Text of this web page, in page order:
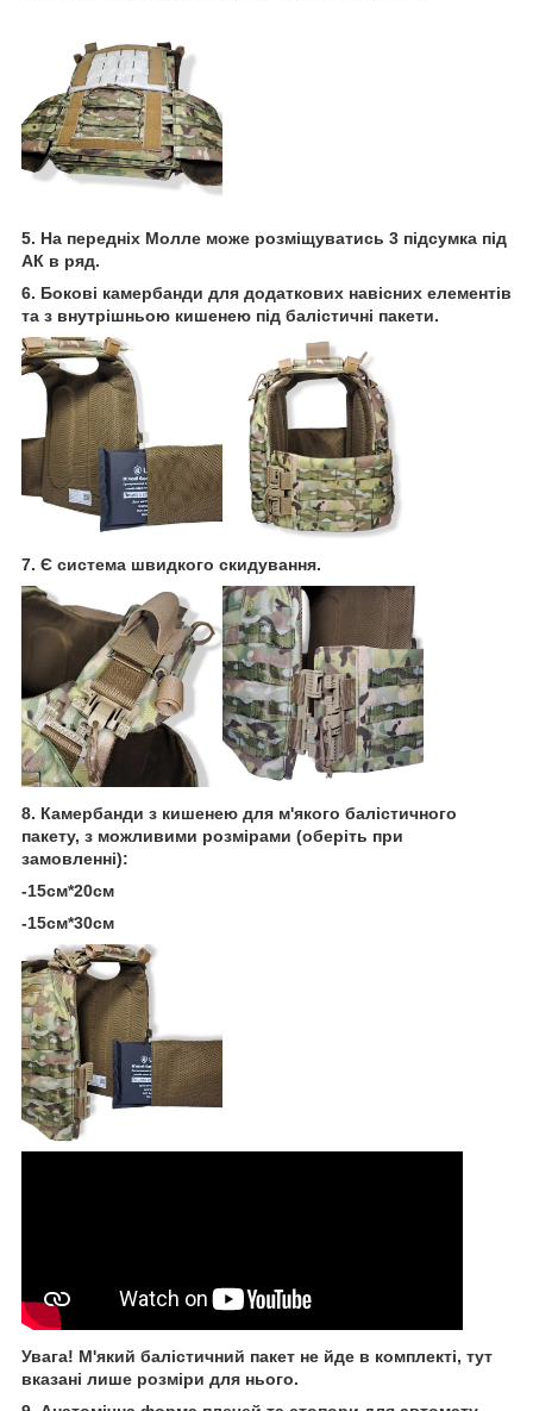
5. На передніх Молле може розміщуватись 3 підсумка під
АК в ряд.
6. Бокові камербанди для додаткових навісних елементів
та з внутрішньою кишенею під балістичні пакети.
7. Є система швидкого скидування.
8. Камербанди з кишенею для м'якого балістичного
пакету, з можливими розмірами (оберіть при
замовленні):
-15см*20см
-15см*30см
Увага! М'який балістичний пакет не йде в комплекті, тут
вказані лише розміри для нього.